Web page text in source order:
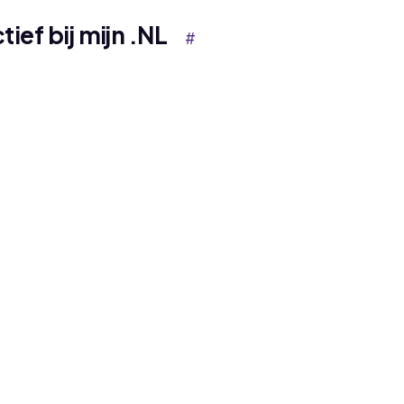
bij mijn .NL #